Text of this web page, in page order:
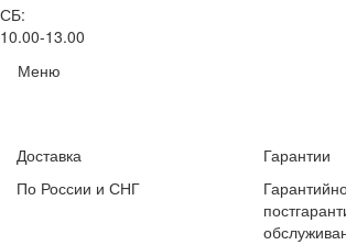
СБ:
10.00-13.00
Меню
Доставка
По России и СНГ
Гарантии